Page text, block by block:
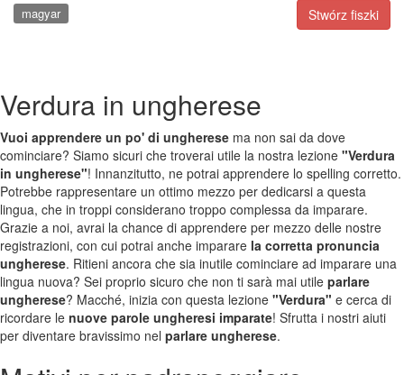
Stwórz fiszki
magyar
Verdura in ungherese
Vuoi apprendere un po' di ungherese ma non sai da dove
cominciare? Siamo sicuri che troverai utile la nostra lezione "Verdura
in ungherese"! Innanzitutto, ne potrai apprendere lo spelling corretto.
Potrebbe rappresentare un ottimo mezzo per dedicarsi a questa
lingua, che in troppi considerano troppo complessa da imparare.
Grazie a noi, avrai la chance di apprendere per mezzo delle nostre
registrazioni, con cui potrai anche imparare la corretta pronuncia
ungherese. Ritieni ancora che sia inutile cominciare ad imparare una
lingua nuova? Sei proprio sicuro che non ti sarà mai utile parlare
ungherese? Macché, inizia con questa lezione "Verdura" e cerca di
ricordare le nuove parole ungheresi imparate! Sfrutta i nostri aiuti
per diventare bravissimo nel parlare ungherese.